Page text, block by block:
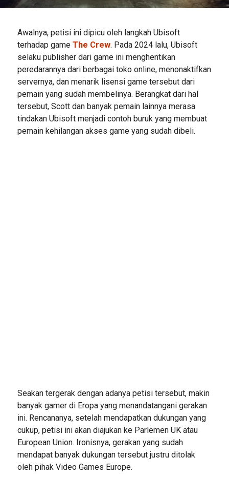
Awalnya, petisi ini dipicu oleh langkah Ubisoft
terhadap game The Crew. Pada 2024 lalu, Ubisoft
selaku publisher dari game ini menghentikan
peredarannya dari berbagai toko online, menonaktifkan
servernya, dan menarik lisensi game tersebut dari
pemain yang sudah membelinya. Berangkat dari hal
tersebut, Scott dan banyak pemain lainnya merasa
tindakan Ubisoft menjadi contoh buruk yang membuat
pemain kehilangan akses game yang sudah dibeli.
Seakan tergerak dengan adanya petisi tersebut, makin
banyak gamer di Eropa yang menandatangani gerakan
ini. Rencananya, setelah mendapatkan dukungan yang
cukup, petisi ini akan diajukan ke Parlemen UK atau
European Union. Ironisnya, gerakan yang sudah
mendapat banyak dukungan tersebut justru ditolak
oleh pihak Video Games Europe.